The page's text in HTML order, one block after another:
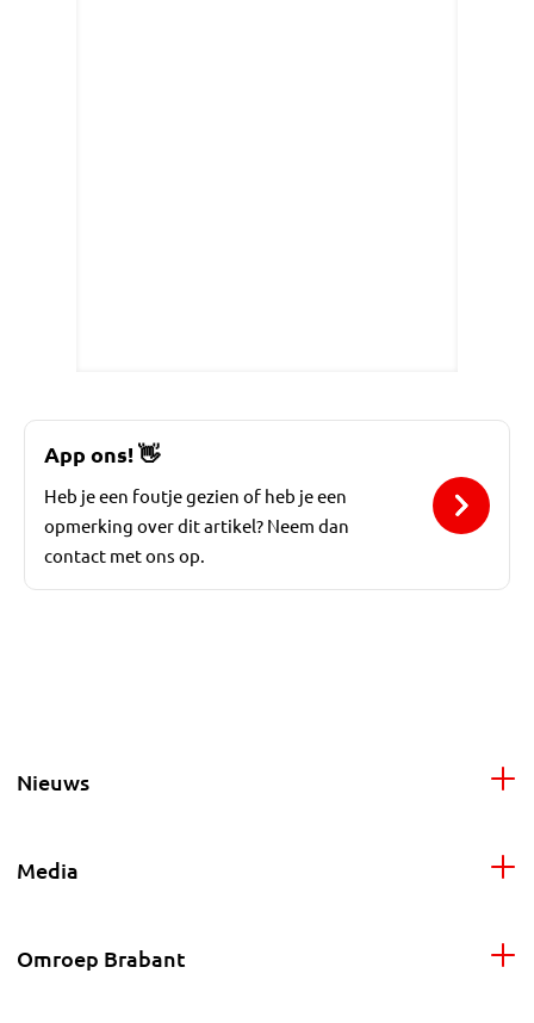
App ons!👋
Heb je een foutje gezien of heb je een
opmerking over dit artikel? Neem dan
contact met ons op.
Nieuws
Media
Omroep Brabant